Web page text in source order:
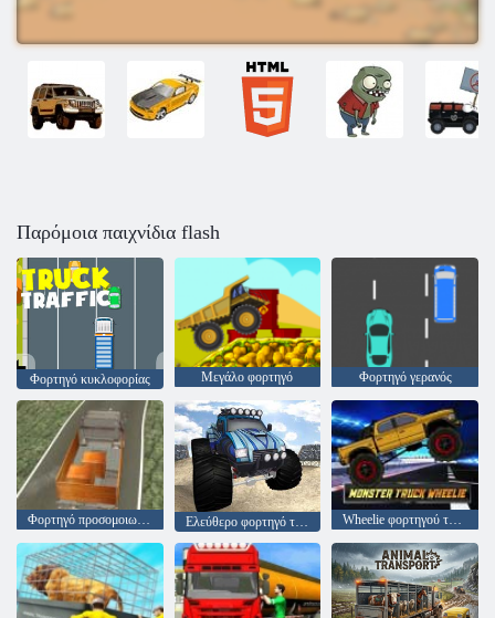
Παρόμοια παιχνίδια flash
Φορτηγό κυκλοφορίας Μεγάλο φορτηγό Φορτηγό γερανός
Φορτηγό προσομοιωτή φορτηγών Ελεύθερο φορτηγό τέρας Wheelie φορτηγού τέρας